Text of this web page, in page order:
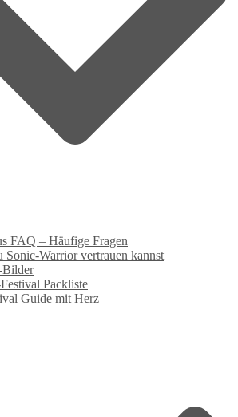
FAQ – Häufige Fragen
Sonic-Warrior vertrauen kannst
Bilder
Packliste
Guide mit Herz